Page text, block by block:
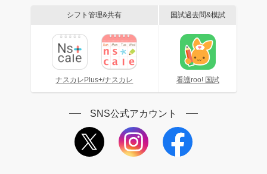
シフト管理&共有
ナスカレPlus+/ナスカレ
国試過去問&模試
看護roo! 国試
SNS公式アカウント